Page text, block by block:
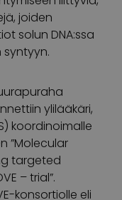
joiden
solun DNA:ssa
ylilääkäri,
koordinoimalle
”Molecular
targeted
– trial”.
konsortiolle eli